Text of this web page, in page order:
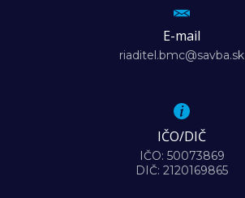
E-mail
riaditel.bmc@savba.sk
IČO/DIČ
IČO: 50073869
DIČ: 2120169865